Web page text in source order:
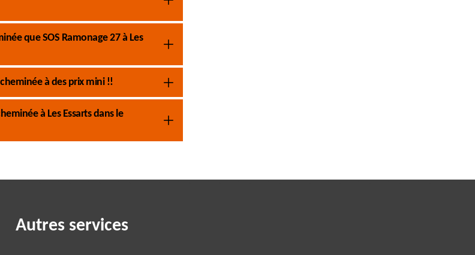
que SOS Ramonage 27 à Les
à des prix mini !!
à Les Essarts dans le
Autres services